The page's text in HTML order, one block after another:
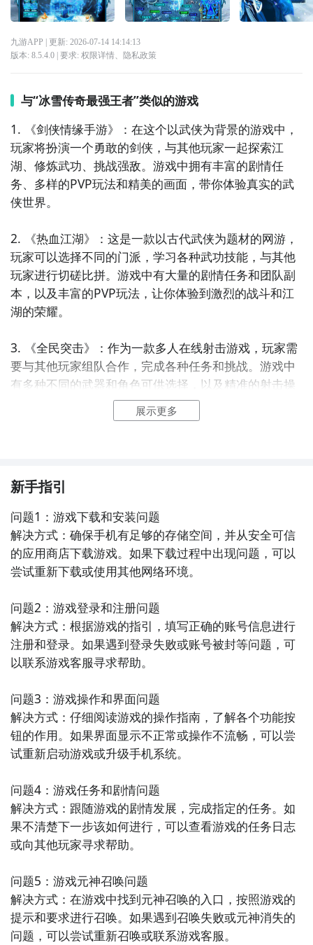
九游APP | 更新: 2026-07-14 14:14:13
版本: 8.5.4.0| 要求: 权限详情、 隐私政策
与“冰雪传奇最强王者”类似的游戏
1. 《剑侠情缘手游》：在这个以武侠为背景的游戏中，
玩家将扮演一个勇敢的剑侠，与其他玩家一起探索江
湖、修炼武功、挑战强敌。游戏中拥有丰富的剧情任
务、多样的PVP玩法和精美的画面，带你体验真实的武
侠世界。
2. 《热血江湖》：这是一款以古代武侠为题材的网游，
玩家可以选择不同的门派，学习各种武功技能，与其他
玩家进行切磋比拼。游戏中有大量的剧情任务和团队副
本，以及丰富的PVP玩法，让你体验到激烈的战斗和江
湖的荣耀。
3. 《全民突击》：作为一款多人在线射击游戏，玩家需
要与其他玩家组队合作，完成各种任务和挑战。游戏中
有多种不同的武器和角色可供选择，以及精准的射击操
作和快节奏的战斗，带给你极致的射击体验。
的游戏世界，与其他玩家进行战斗和冒险。游戏中有丰
富的剧情任务、公会系统和PVP竞技场，让你在游戏中
享受到无尽的乐趣。
5. 《战舰世界闪击战》：作为一款海战题材的网络游
戏，玩家将扮演一名指挥官，指挥自己的战舰进行海
及逼真的海战场景和精美的画面，让你体验到真实的海
战乐趣。
6. 《穿越火线：枪战王者》：这是一款以战争题材的射
行团队合作或对战。游戏中有丰富的战斗地图和模式，
以及流畅的射击操作和精准的打击感，让你感受到真实
的战斗场景。
家可以选择不同的职业，与其他玩家一起探索梦幻的游
戏世界，完成各种任务和挑战。游戏中有丰富的剧情故
事、多样的PVP玩法和精美的游戏画面，带给你无尽的
冒险乐趣。
8. 《刺客信条：诸神黄昏》：以刺客为主题的动作冒险
游戏，玩家将扮演一名刺客，追寻隐藏的秘密和解决各
种任务。游戏中有多样的战斗技能和道具，以及精美的
游戏世界和引人入胜的剧情，带给你刺激的冒险体验。
展示更多
新手指引
问题1：游戏下载和安装问题
解决方式：确保手机有足够的存储空间，并从安全可信
的应用商店下载游戏。如果下载过程中出现问题，可以
尝试重新下载或使用其他网络环境。
问题2：游戏登录和注册问题
解决方式：根据游戏的指引，填写正确的账号信息进行
注册和登录。如果遇到登录失败或账号被封等问题，可
以联系游戏客服寻求帮助。
问题3：游戏操作和界面问题
解决方式：仔细阅读游戏的操作指南，了解各个功能按
钮的作用。如果界面显示不正常或操作不流畅，可以尝
试重新启动游戏或升级手机系统。
问题4：游戏任务和剧情问题
解决方式：跟随游戏的剧情发展，完成指定的任务。如
果不清楚下一步该如何进行，可以查看游戏的任务日志
或向其他玩家寻求帮助。
问题5：游戏元神召唤问题
解决方式：在游戏中找到元神召唤的入口，按照游戏的
提示和要求进行召唤。如果遇到召唤失败或元神消失的
问题，可以尝试重新召唤或联系游戏客服。